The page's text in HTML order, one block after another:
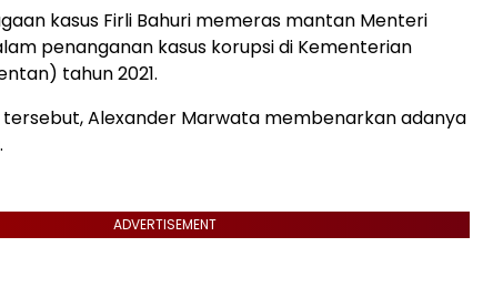
kasus Firli Bahuri memeras mantan Menteri
penanganan kasus korupsi di Kementerian
tahun 2021.
Alexander Marwata membenarkan adanya
ADVERTISEMENT